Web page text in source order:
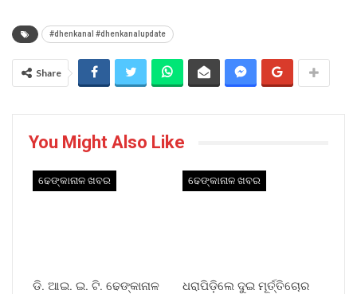
#dhenkanal #dhenkanalupdate
Share
You Might Also Like
ଢେଙ୍କାନାଳ ଖବର
ଡି. ଆଇ. ଇ. ଟି. ଢେଙ୍କାନାଳ
ଢେଙ୍କାନାଳ ଖବର
ଧରାପିଡ଼ିଲେ ଦୁଇ ମୂର୍ତ୍ତିଚୋର